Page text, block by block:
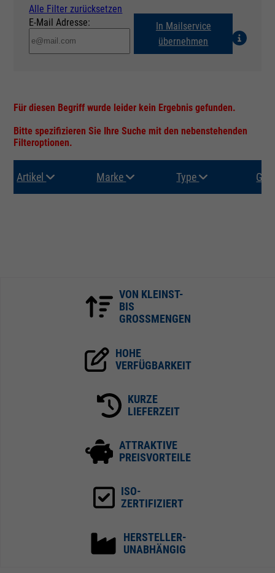
Alle Filter zurücksetzen
E-Mail Adresse:
In Mailservice
übernehmen
Für diesen Begriff wurde leider kein Ergebnis gefunden.
Bitte spezifizieren Sie Ihre Suche mit den nebenstehenden
Filteroptionen.
Artikel Marke Type
VON KLEINST-
BIS
GROSSMENGEN
HOHE
VERFÜGBARKEIT
KURZE
LIEFERZEIT
ATTRAKTIVE
PREISVORTEILE
ISO-
ZERTIFIZIERT
HERSTELLER-
UNABHÄNGIG